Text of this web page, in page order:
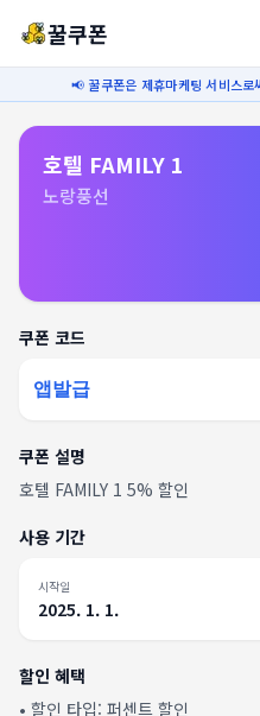
꿀쿠폰
📢 꿀쿠폰은 제휴마케팅 서비스
호텔 FAMILY 1
노랑풍선
쿠폰 코드
앱발급
쿠폰 설명
호텔 FAMILY 1 5% 할인
사용 기간
시작일
2025. 1. 1.
할인 혜택
• 할인 타입: 퍼센트 할인